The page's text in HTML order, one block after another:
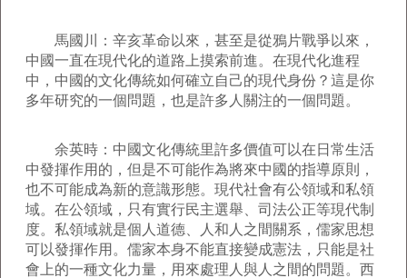
馬國川：辛亥革命以來，甚至是從鴉片戰爭以來，
中國一直在現代化的道路上摸索前進。在現代化進程
中，中國的文化傳統如何確立自己的現代身份？這是你
多年研究的一個問題，也是許多人關注的一個問題。
余英時：中國文化傳統里許多價值可以在日常生活
中發揮作用的，但是不可能作為將來中國的指導原則，
也不可能成為新的意識形態。現代社會有公領域和私領
域。在公領域，只有實行民主選舉、司法公正等現代制
度。私領域就是個人道德、人和人之間關系，儒家思想
可以發揮作用。儒家本身不能直接變成憲法，只能是社
會上的一種文化力量，用來處理人與人之間的問題。西